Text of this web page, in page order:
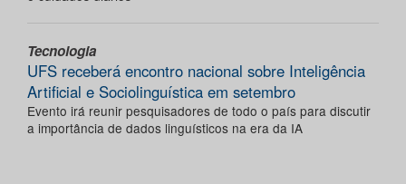
Tecnologia
UFS receberá encontro nacional sobre Inteligência
Artificial e Sociolinguística em setembro
Evento irá reunir pesquisadores de todo o país para discutir
a importância de dados linguísticos na era da IA